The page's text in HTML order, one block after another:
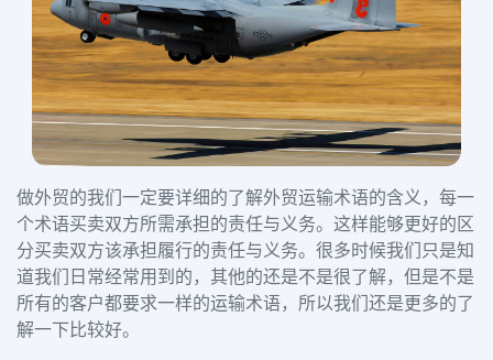
做外贸的我们一定要详细的了解外贸运输术语的含义，每一
个术语买卖双方所需承担的责任与义务。这样能够更好的区
分买卖双方该承担履行的责任与义务。很多时候我们只是知
道我们日常经常用到的，其他的还是不是很了解，但是不是
所有的客户都要求一样的运输术语，所以我们还是更多的了
解一下比较好。